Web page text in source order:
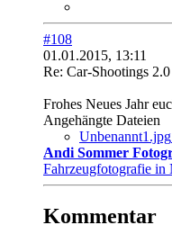
#108
01.01.2015, 13:11
Re: Car-Shootings
Frohes Neues Jahr
Angehängte Dateien
Unbenannt1.jpg
Andi Sommer
Fahrzeugfotografie in
Kommentar